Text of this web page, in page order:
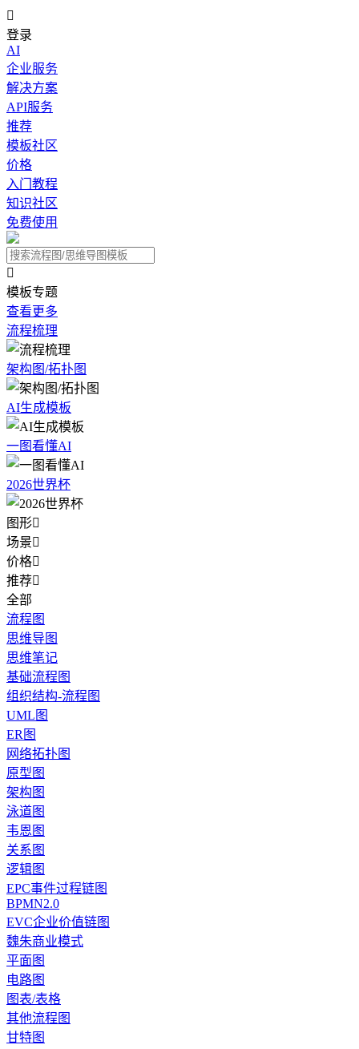

登录
AI
企业服务
解决方案
API服务
推荐
模板社区
价格
入门教程
知识社区
免费使用

模板专题
查看更多
流程梳理
架构图/拓扑图
AI生成模板
一图看懂AI
2026世界杯
图形
场景
价格
推荐
全部
流程图
思维导图
思维笔记
基础流程图
组织结构-流程图
UML图
ER图
网络拓扑图
原型图
架构图
泳道图
韦恩图
关系图
逻辑图
EPC事件过程链图
BPMN2.0
EVC企业价值链图
魏朱商业模式
平面图
电路图
图表/表格
其他流程图
甘特图